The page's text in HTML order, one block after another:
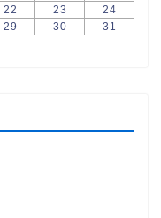
22 23
24
29 30 31